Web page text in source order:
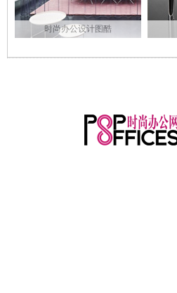
时尚办公设计图酷